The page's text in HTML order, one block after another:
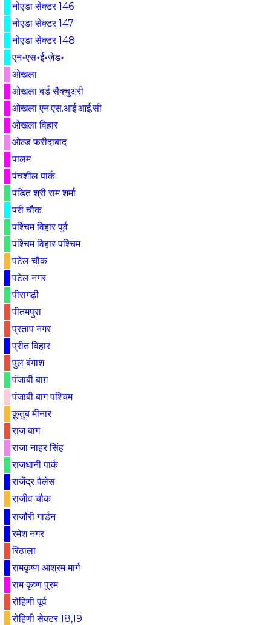
नोएडा सेक्टर 146
नोएडा सेक्टर 147
नोएडा सेक्टर 148
एन॰एस॰ई॰ज़ेड॰
ओखला
ओखला बर्ड सैंक्चुअरी
ओखला एन.एस.आई.आई.सी
ओखला विहार
ओल्ड फरीदाबाद
पालम
पंचशील पार्क
पंडित श्री राम शर्मा
परी चौक
पश्चिम विहार पूर्व
पश्चिम विहार पश्चिम
पटेल चौक
पटेल नगर
पीरागढ़ी
पीतमपुरा
प्रताप नगर
प्रीत विहार
पुल बंगाश
पंजाबी बाग़
पंजाबी बाग पश्चिम
क़ुतुब मीनार
राज बाग
राजा नाहर सिंह
राजधानी पार्क
राजेंद्र पैलेस
राजीव चौक
राजौरी गार्डन
रमेश नगर
रिठाला
रामकृष्ण आश्रम मार्ग
राम कृष्ण पुरम
रोहिणी पूर्व
रोहिणी सेक्टर 18,19